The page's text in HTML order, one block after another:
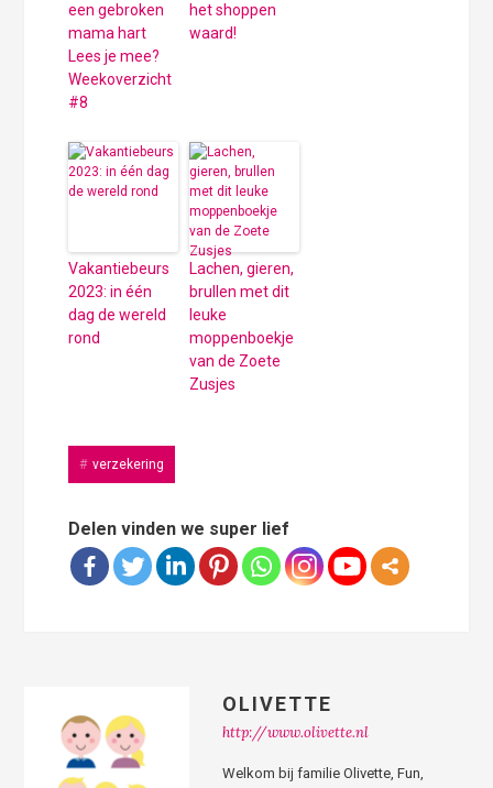
een gebroken
mama hart
Lees je mee?
Weekoverzicht
#8
het shoppen
waard!
Vakantiebeurs
2023: in één
dag de wereld
rond
Lachen, gieren,
brullen met dit
leuke
moppenboekje
van de Zoete
Zusjes
verzekering
Delen vinden we super lief
OLIVETTE
http://www.olivette.nl
Welkom bij familie Olivette, Fun,